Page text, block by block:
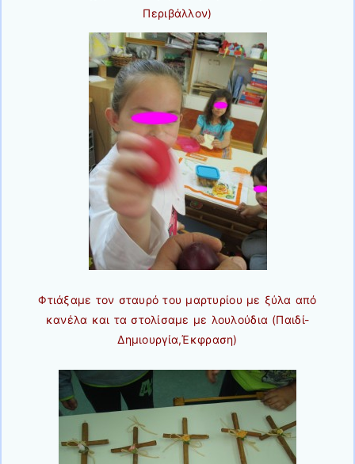
Περιβάλλον)
Φτιάξαμε τον σταυρό του μαρτυρίου με ξύλα από
κανέλα και τα στολίσαμε με λουλούδια (Παιδί-
Δημιουργία,Έκφραση)